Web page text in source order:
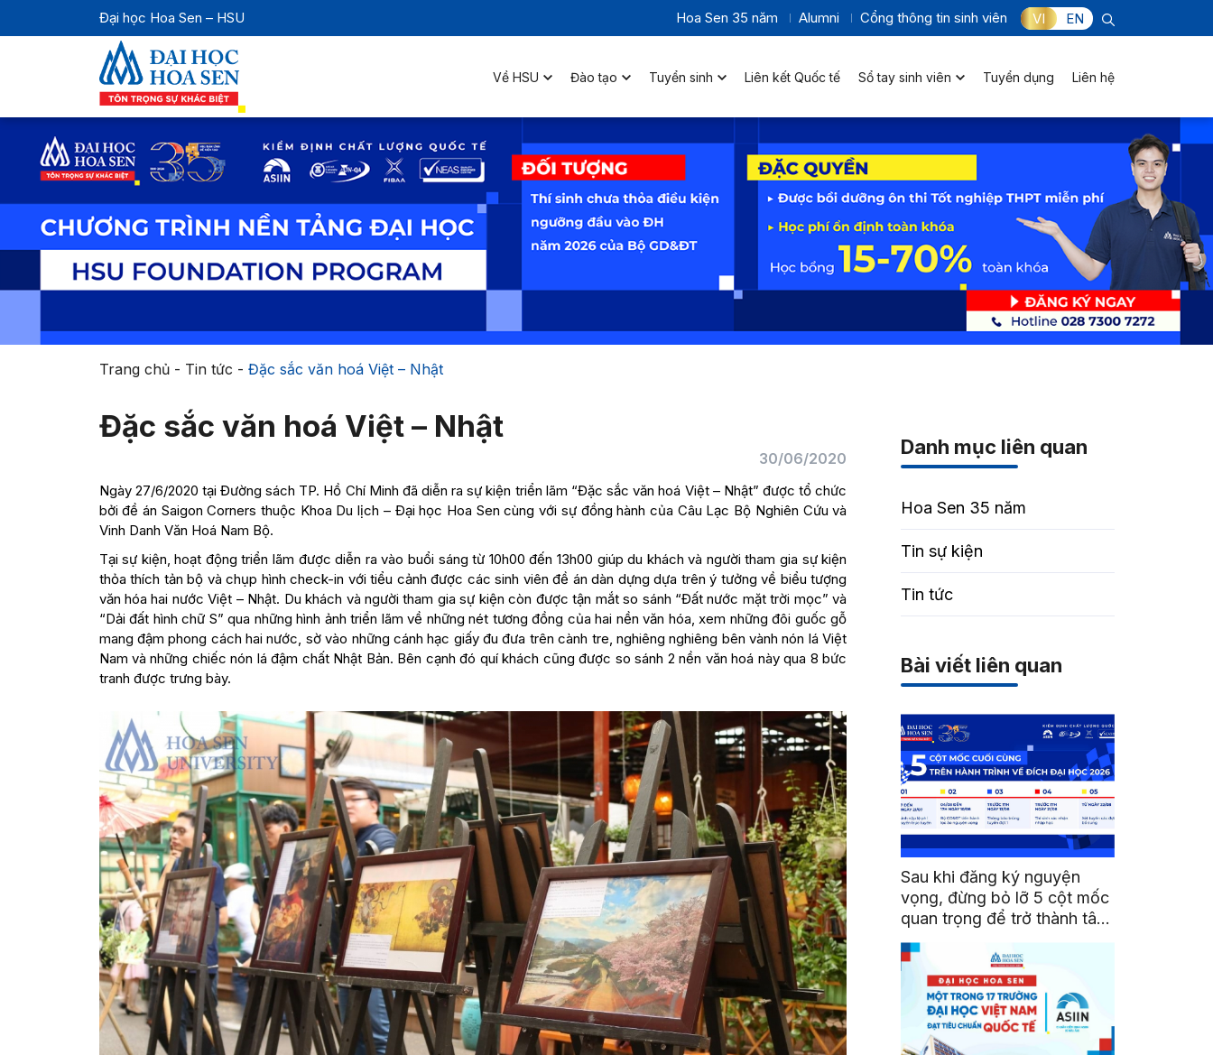
Đại học Hoa Sen – HSU Hoa Sen 35 năm Alumni Cổng thông tin sinh viên VI EN
Về HSU Đào tạo Tuyển sinh Liên kết Quốc tế Sổ tay sinh viên Tuyển dụng Liên hệ
Trang chủ- Tin tức - Đặc sắc văn hoá Việt – Nhật
Đặc sắc văn hoá Việt – Nhật
30/06/2020
Ngày 27/6/2020 tại Đường sách TP. Hồ Chí Minh đã diễn ra sự kiện triển lãm “Đặc sắc văn hoá Việt – Nhật” được tổ chức
bởi đề án Saigon Corners thuộc Khoa Du lịch – Đại học Hoa Sen cùng với sự đồng hành của Câu Lạc Bộ Nghiên Cứu và
Vinh Danh Văn Hoá Nam Bộ.
Tại sự kiện, hoạt động triển lãm được diễn ra vào buổi sáng từ 10h00 đến 13h00 giúp du khách và người tham gia sự kiện
thỏa thích tản bộ và chụp hình check-in với tiểu cảnh được các sinh viên đề án dàn dựng dựa trên ý tưởng về biểu tượng
văn hóa hai nước Việt – Nhật. Du khách và người tham gia sự kiện còn được tận mắt so sánh “Đất nước mặt trời mọc” và
“Dải đất hình chữ S” qua những hình ảnh triển lãm về những nét tương đồng của hai nền văn hóa, xem những đôi guốc gỗ
mang đậm phong cách hai nước, sờ vào những cánh hạc giấy đu đưa trên cành tre, nghiêng nghiêng bên vành nón lá Việt
Nam và những chiếc nón lá đậm chất Nhật Bản. Bên cạnh đó quí khách cũng được so sánh 2 nền văn hoá này qua 8 bức
tranh được trưng bày.
Danh mục liên quan
Hoa Sen 35 năm
Tin sự kiện
Tin tức
Bài viết liên quan
Sau khi đăng ký nguyện
vọng, đừng bỏ lỡ 5 cột mốc
quan trọng để trở thành tân
sinh viên HSU